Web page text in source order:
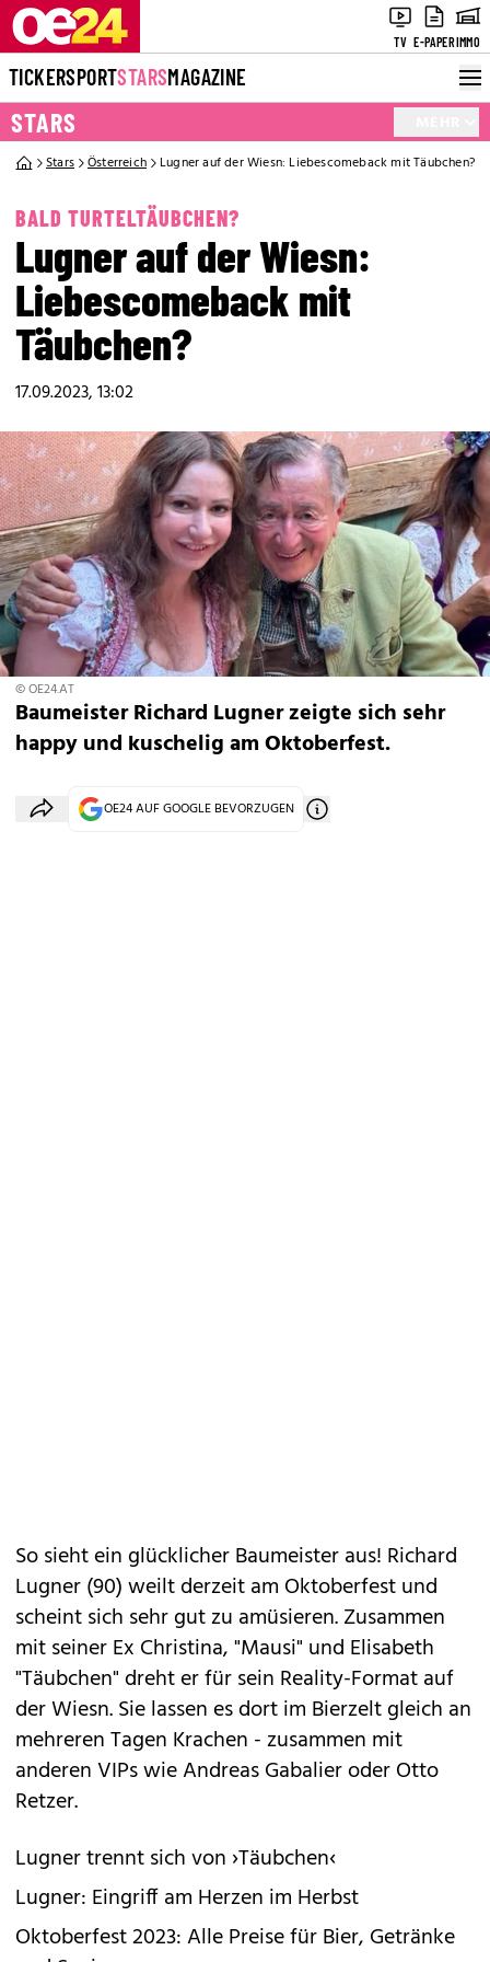
TV E-PAPERIMMO
TICKERSPORTSTARSMAGAZINE
STARS
Stars Österreich Lugner auf der Wiesn: Liebescomeback mit Täubchen?
BALD TURTELTÄUBCHEN?
Lugner auf der Wiesn:
Liebescomeback mit
Täubchen?
17.09.2023, 13:02
© OE24.AT
Baumeister Richard Lugner zeigte sich sehr
happy und kuschelig am Oktoberfest.
OE24 AUF GOOGLE BEVORZUGEN
So sieht ein glücklicher Baumeister aus! Richard
Lugner (90) weilt derzeit am Oktoberfest und
scheint sich sehr gut zu amüsieren. Zusammen
mit seiner Ex Christina, "Mausi" und Elisabeth
"Täubchen"dreht er für sein Reality-Format auf
der Wiesn. Sie lassen es dort im Bierzelt gleich an
mehreren Tagen Krachen - zusammen mit
anderen VIPs wie Andreas Gabalier oder Otto
Retzer.
Lugner trennt sich von ›Täubchen‹
Lugner: Eingriff am Herzen im Herbst
Oktoberfest 2023: Alle Preise für Bier, Getränke